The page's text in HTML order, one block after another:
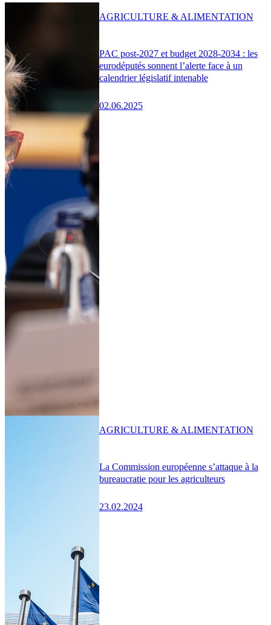
PAC post-2027 et budget 2028-2034 : les
eurodéputés sonnent l’alerte face à un
calendrier législatif intenable
02.06.2025
AGRICULTURE & ALIMENTATION
La Commission européenne s’attaque à la
bureaucratie pour les agriculteurs
23.02.2024
AGRICULTURE & ALIMENTATION